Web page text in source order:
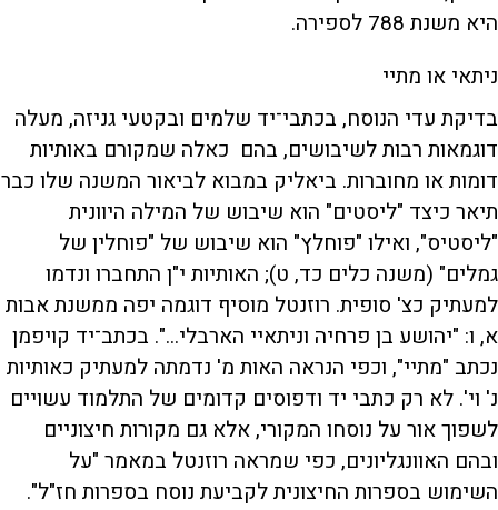
היא משנת 788 לספירה.
ניתאי או מתיי
בדיקת עדי הנוסח, בכתבי־יד שלמים ובקטעי גניזה, מעלה
דוגמאות רבות לשיבושים, בהם כאלה שמקורם באותיות
דומות או מחוברות. ביאליק במבוא לביאור המשנה שלו כבר
תיאר כיצד "ליסטים" הוא שיבוש של המילה היוונית
"ליסטיס", ואילו "פוחלץ" הוא שיבוש של "פוחלין של
גמלים" (משנה כלים כד, ט); האותיות י"ן התחברו ונדמו
למעתיק כצ' סופית. רוזנטל מוסיף דוגמה יפה ממשנת אבות
א, ו: "יהושע בן פרחיה וניתאיי הארבלי...". בכתב־יד קויפמן
נכתב "מתיי", וכפי הנראה האות מ' נדמתה למעתיק כאותיות
נ' וי'. לא רק כתבי יד ודפוסים קדומים של התלמוד עשויים
לשפוך אור על נוסחו המקורי, אלא גם מקורות חיצוניים
ובהם האוונגליונים, כפי שמראה רוזנטל במאמר "על
השימוש בספרות החיצונית לקביעת נוסח בספרות חז"ל".